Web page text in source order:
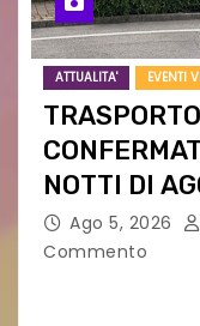
ATTUALITA' EVENTI
NOTTI DI
PERCORSI,
Ago 5, 2026
Commento